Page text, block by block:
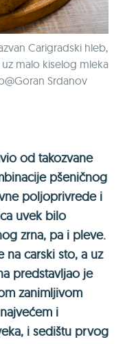
Carigradski hleb,
malo kiselog mleka
Srdanov
od takozvane
pšeničnog
poljoprivrede i
uvek bilo
zrna, pa i pleve.
na carski sto, a uz
predstavljao je
zanimljivom
i
i sedištu prvog